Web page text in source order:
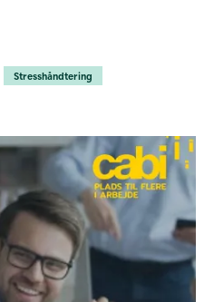
Stresshåndtering